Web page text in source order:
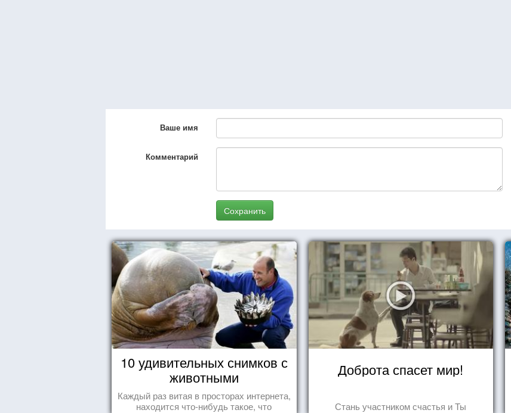
Ваше имя
Комментарий
Сохранить
10 удивительных снимков с
животными
Каждый раз витая в просторах интернета,
находится что-нибудь такое, что
Доброта спасет мир!
Стань участником счастья и Ты